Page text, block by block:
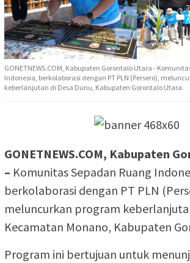
GONETNEWS.COM, Kabupaten Gorontalo Utara -
Indonesia, berkolaborasi dengan PT PLN (Persero),
keberlanjutan di Desa Dunu, Kabupaten Gorontalo Utara.
GONETNEWS.COM, Kabupaten
– Komunitas Sepadan Ruang
berkolaborasi dengan PT PLN
meluncurkan program
Kecamatan Monano, Kabupaten
Program ini bertujuan untuk